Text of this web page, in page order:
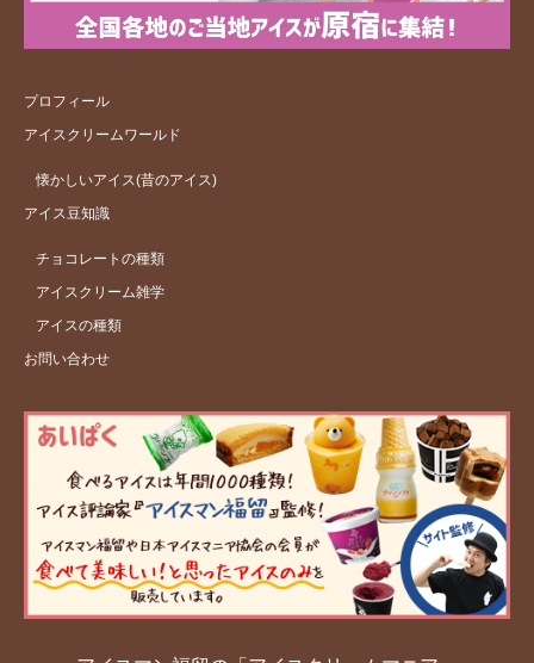
プロフィール
アイスクリームワールド
懐かしいアイス(昔のアイス)
アイス豆知識
チョコレートの種類
アイスクリーム雑学
アイスの種類
お問い合わせ